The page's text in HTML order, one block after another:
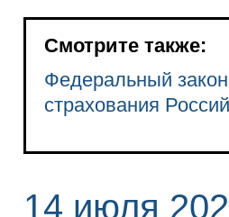
Смотрите также:
Федеральный
страхования
14 июля